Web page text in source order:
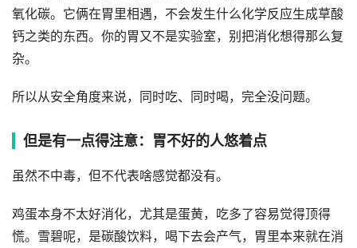
氧化碳。它俩在胃里相遇，不会发生什么化学反应生成草酸
钙之类的东西。你的胃又不是实验室，别把消化想得那么复
杂。
所以从安全角度来说，同时吃、同时喝，完全没问题。
但是有一点得注意：胃不好的人悠着点
虽然不中毒，但不代表啥感觉都没有。
鸡蛋本身不太好消化，尤其是蛋黄，吃多了容易觉得顶得
慌。雪碧呢，是碳酸饮料，喝下去会产气，胃里本来就在消